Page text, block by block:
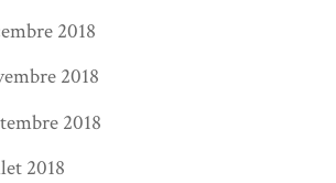
2018
2018
2018
2018